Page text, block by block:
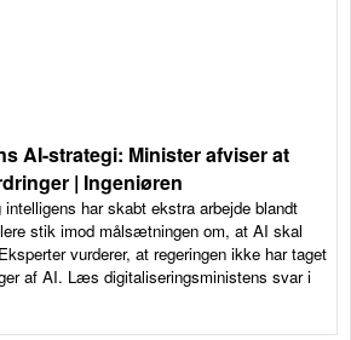
AI-strategi: Minister afviser at
| Ingeniøren
har skabt ekstra arbejde blandt
stik imod målsætningen om, at AI skal
vurderer, at regeringen ikke har taget
af AI. Læs digitaliseringsministens svar i